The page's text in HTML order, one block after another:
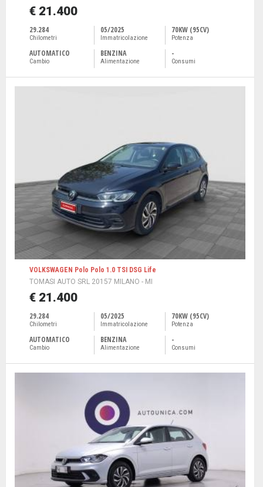
€ 21.400
29.284
Chilometri
05/2025
Immatricolazione
70KW (95CV)
Potenza
AUTOMATICO
Cambio
BENZINA
Alimentazione
-
Consumi
VOLKSWAGEN Polo Polo 1.0 TSI DSG Life
TOMASI AUTO SRL 20157 MILANO - MI
€ 21.400
29.284
Chilometri
05/2025
Immatricolazione
70KW (95CV)
Potenza
AUTOMATICO
Cambio
BENZINA
Alimentazione
-
Consumi